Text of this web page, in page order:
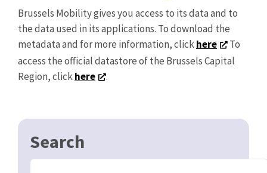
Brussels Mobility gives you access to its data and to
the data used in its applications. To download the
metadata and for more information, clickhere
To
access the official datastore of the Brussels Capital
Region, clickhere .
Search